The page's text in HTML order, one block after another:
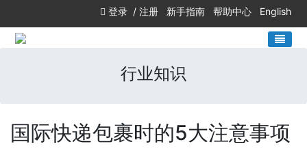
登录 / 注册 新手指南 帮助中心 English
行业知识
国际快递包裹时的5大注意事项